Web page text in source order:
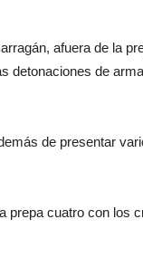
afuera de la
detonaciones de
de presentar
prepa cuatro con los